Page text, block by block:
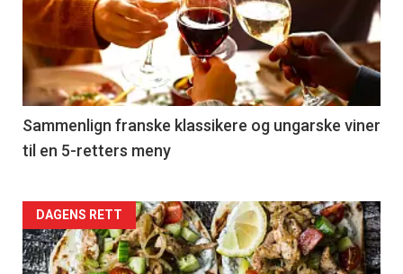
akkurat
nå
-
5
Sammenlign franske klassikere og ungarske viner
til en 5-retters meny
Forsiden
akkurat
DAGENS RETT